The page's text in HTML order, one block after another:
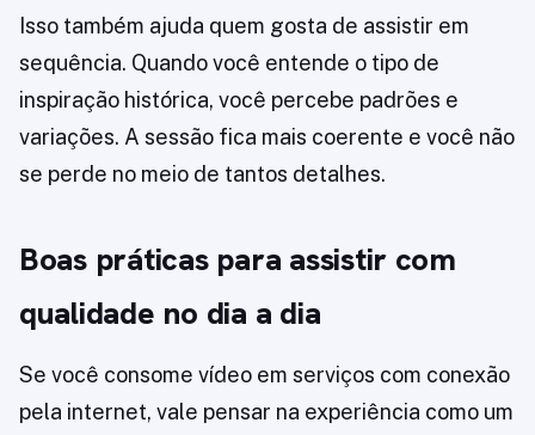
Isso também ajuda quem gosta de assistir em
sequência. Quando você entende o tipo de
inspiração histórica, você percebe padrões e
variações. A sessão fica mais coerente e você não
se perde no meio de tantos detalhes.
Boas práticas para assistir com
qualidade no dia a dia
Se você consome vídeo em serviços com conexão
pela internet, vale pensar na experiência como um